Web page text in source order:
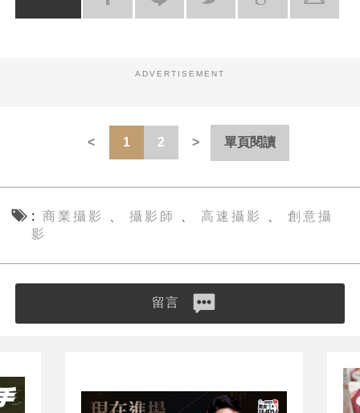
ADVERTISEMENT
1 2 單頁閱讀
商業攝影 、 攝影師 、 高速攝影 、 創意攝
影
留言